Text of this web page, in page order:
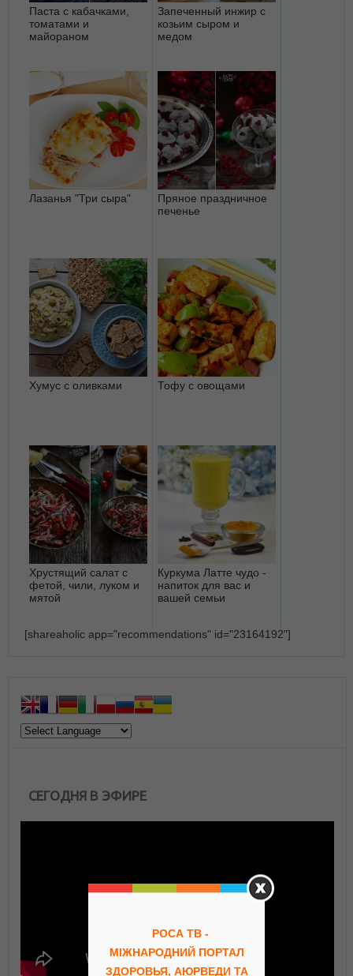
Паста с кабачками,
томатами и
майораном
Запеченный инжир с
козьим сыром и
медом
Лазанья "Три сыра"
Пряное праздничное
печенье
Хумус с оливками Тофу с овощами
Хрустящий салат с
фетой, чили, луком и
мятой
Куркума Латте чудо -
напиток для вас и
вашей семьи
[shareaholic app="recommendations" id="23164192"]
СЕГОДНЯ В ЭФИРЕ
РОСА ТВ -
МІЖНАРОДНИЙ ПОРТАЛ
ЗДОРОВЬЯ, АЮРВЕДИ ТА